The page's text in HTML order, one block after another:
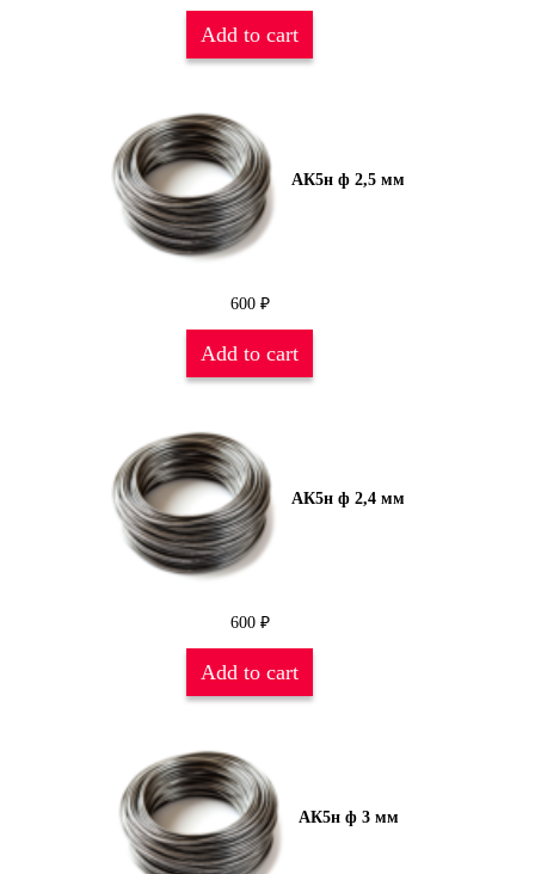
Add to cart
АК5н ф 2,5 мм
600 ₽
Add to cart
АК5н ф 2,4 мм
600 ₽
Add to cart
АК5н ф 3 мм